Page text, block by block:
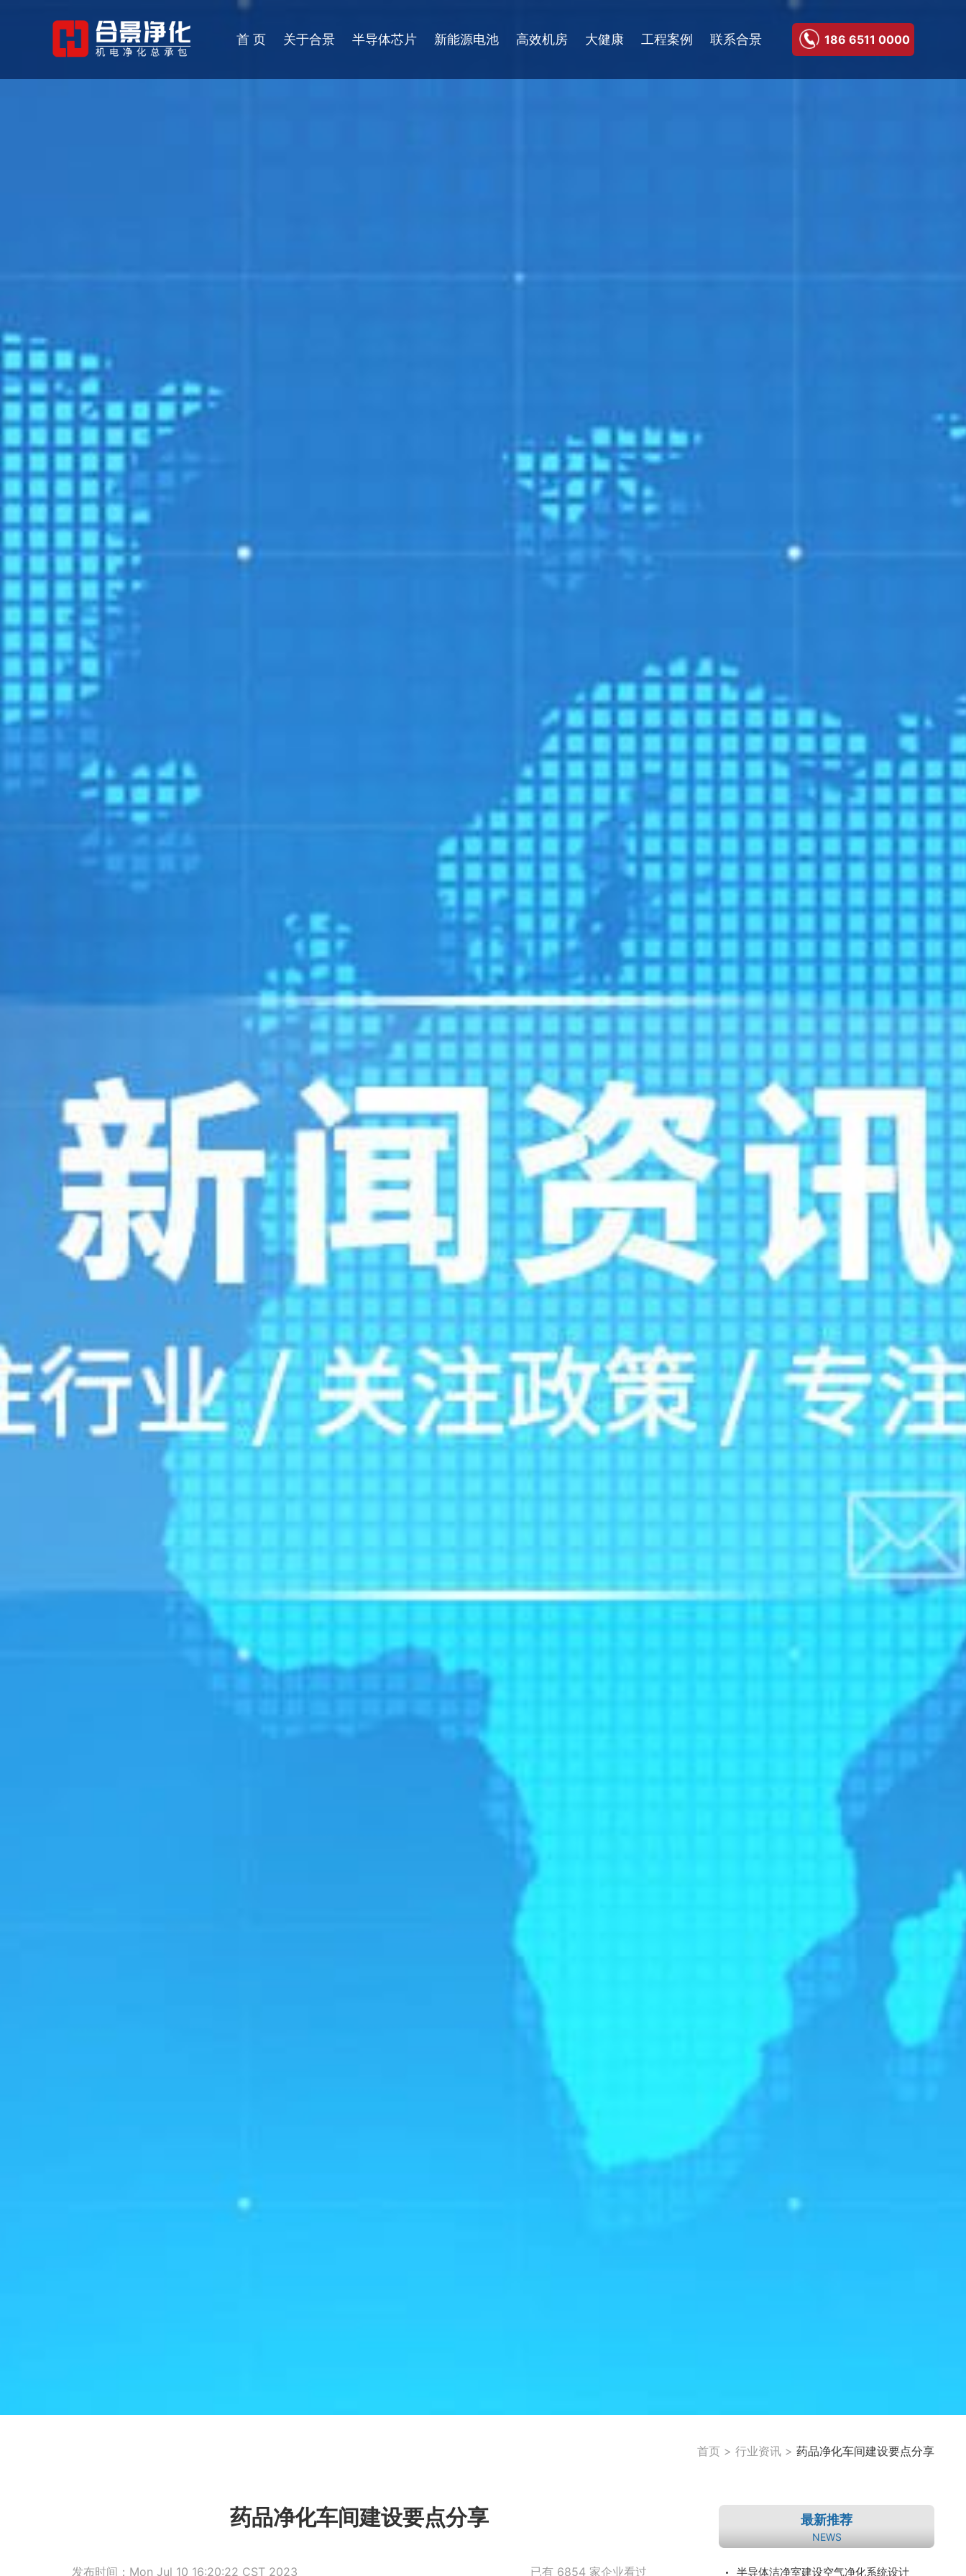
首 页 关于合景 半导体芯片 新能源电池 高效机房 大健康 工程案例 联系合景 186 6511 0000
首页 > 行业资讯 > 药品净化车间建设要点分享
药品净化车间建设要点分享
发布时间：Mon Jul 10 16:20:22 CST 2023 已有 6854 家企业看过
最新推荐
NEWS
半导体洁净室建设空气净化系统设计